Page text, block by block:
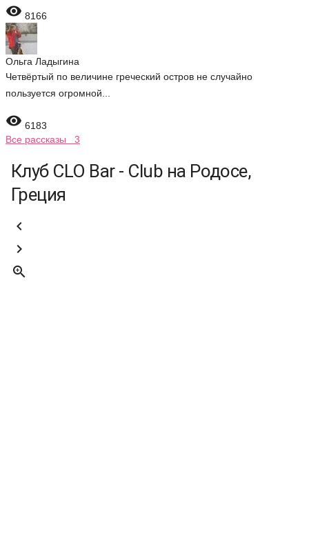
 8166
Ольга Ладыгина
Четвёртый по величине греческий остров не случайно
пользуется огромной...
 6183
Все рассказы 3
Клуб CLO Bar - Club на Родосе,
Греция


